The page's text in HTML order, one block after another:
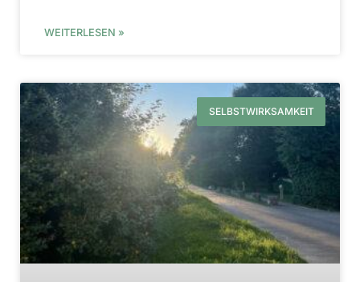
WEITERLESEN »
SELBSTWIRKSAMKEIT